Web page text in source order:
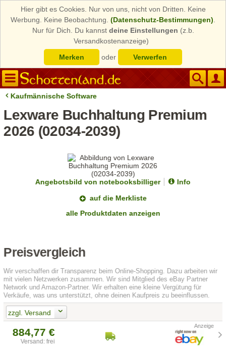
Hier gibt es Cookies. Nur von uns, nicht von Dritten. Keine
Werbung. Keine Beobachtung. (Datenschutz-Bestimmungen)
Nur für Dich. Du kannst deine Einstellungen (z.b.
Versandkostenanzeige)
Merken
oder Verwerfen
Kaufmännische Software
Lexware Buchhaltung Premium
2026 (02034-2039)
Angebotsbild von notebooksbilliger
Info
auf die Merkliste
alle Produktdaten anzeigen
Preisvergleich
Wir verschaffen dir Transparenz beim Online-Shopping. Dazu arbeiten wir
mit vielen Netzwerken zusammen. Wir sind Mitglied des eBay Partner
Network und Amazon-Partner. Wir erhalten eine kleine Vergütung für
Verkäufe, was uns unterstützt, ohne deinen Kaufpreis zu beeinflussen.
zzgl. Versand
884,77 €
Versand: frei